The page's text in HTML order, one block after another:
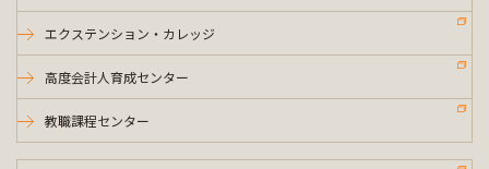
エクステンション・カレッジ
高度会計人育成センター
教職課程センター